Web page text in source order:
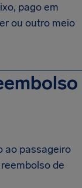
pago em
ou outro meio
ao passageiro
de